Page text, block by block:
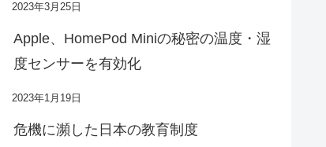
2023年3月25日
Apple、HomePod Miniの秘密の温度・湿
度センサーを有効化
2023年1月19日
危機に瀕した日本の教育制度